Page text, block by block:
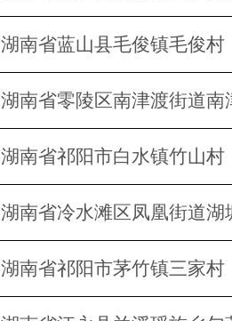
湖南省蓝山县毛俊镇毛俊村
湖南省零陵区南津渡街道南
湖南省祁阳市白水镇竹山村
湖南省冷水滩区凤凰街道湖
湖南省祁阳市茅竹镇三家村